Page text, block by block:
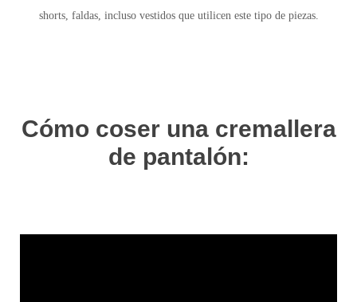
shorts, faldas, incluso vestidos que utilicen este tipo de piezas.
Cómo coser una cremallera
de pantalón: